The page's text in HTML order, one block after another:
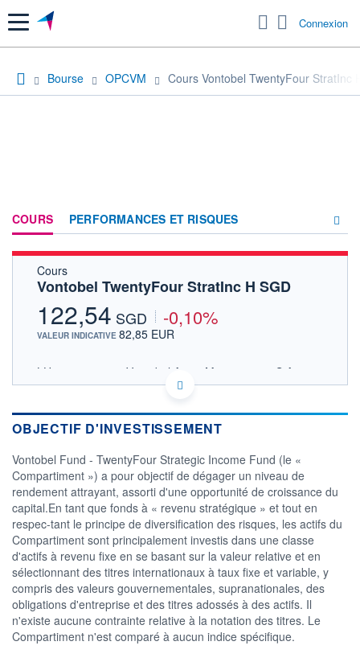
Menu Connexion
Bourse OPCVM Cours Vontobel TwentyFour StratInc
COURS PERFORMANCES ET RISQUES
Cours
Vontobel TwentyFour StratInc H SGD
122,54 SGD -0,10%
VALEUR INDICATIVE 82,85 EUR
LU1767066274 - Vontobel Asset Management S.A.
OPCVM DERNIER COURS CONNU AU 05/08/2026
04/12 07/04
CATÉGORIE MORNINGSTAR
Obligations Autres
FONDS PARTENAIRES
TARIFS PRIVILÉGIÉS 0%
ÉLIGIBILITÉ
PEA PEA-PME BOURSOVIE LUX
BOURSOVIE
OBJECTIF D'INVESTISSEMENT
Vontobel Fund - TwentyFour Strategic Income Fund (le «
Compartiment ») a pour objectif de dégager un niveau de
rendement attrayant, assorti d'une opportunité de croissance du
capital.En tant que fonds à « revenu stratégique » et tout en
respec-tant le principe de diversification des risques, les actifs du
Compartiment sont principalement investis dans une classe
d'actifs à revenu fixe en se basant sur la valeur relative et en
sélectionnant des titres internationaux à taux fixe et variable, y
compris des valeurs gouvernementales, supranationales, des
obligations d'entreprise et des titres adossés à des actifs. Il
n'existe aucune contrainte relative à la notation des titres. Le
Compartiment n'est comparé à aucun indice spécifique.